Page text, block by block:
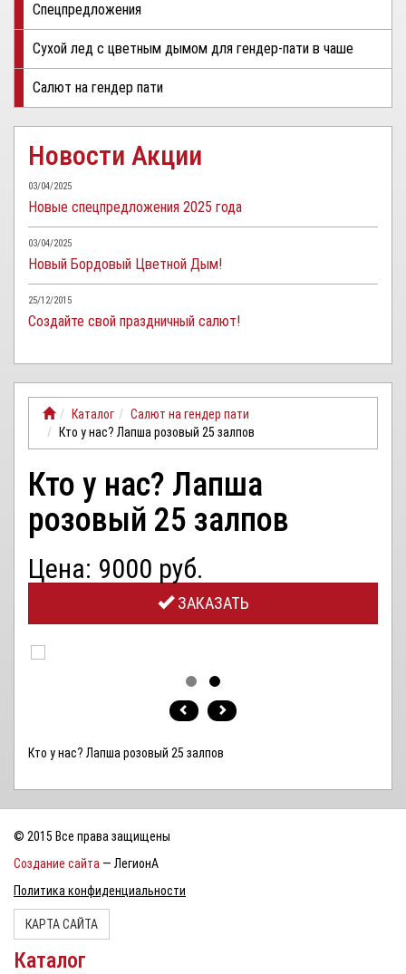
Спецпредложения
Сухой лед с цветным дымом для гендер-пати в чаше
Салют на гендер пати
Новости Акции
03/04/2025
Новые спецпредложения 2025 года
03/04/2025
Новый Бордовый Цветной Дым!
25/12/2015
Создайте свой праздничный салют!
Каталог
Салют на гендер пати
Кто у нас? Лапша розовый 25 залпов
Кто у нас? Лапша
розовый 25 залпов
Цена: 9000 руб.
ЗАКАЗАТЬ
Кто у нас? Лапша розовый 25 залпов
© 2015 Все права защищены
Создание сайта — ЛегионА
Политика конфиденциальности
КАРТА САЙТА
Каталог